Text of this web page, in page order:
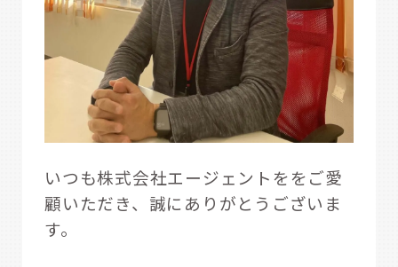
いつも株式会社エージェントををご愛
顧いただき、誠にありがとうございま
す。